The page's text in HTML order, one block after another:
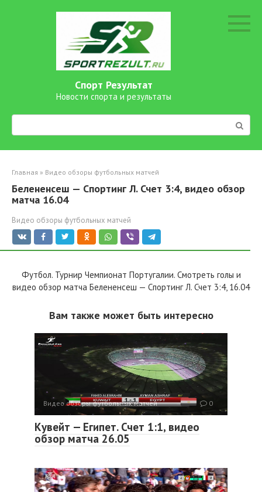
Спорт Результат
Новости спорта и результаты
Поиск:
Главная » Видео обзоры футбольных матчей
Белененсеш — Спортинг Л. Счет 3:4, видео обзор
матча 16.04
Видео обзоры футбольных матчей
Футбол. Турнир Чемпионат Португалии. Смотреть голы и
видео обзор матча Белененсеш — Спортинг Л. Счет 3:4, 16.04
Вам также может быть интересно
Видео обзоры футбольных матчей 0
Кувейт — Египет. Счет 1:1, видео
обзор матча 26.05